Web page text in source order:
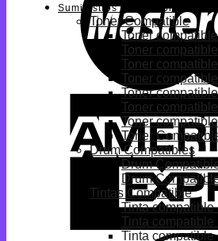
Suministros Compatibles
Toner Compatible
Toner
Toner
Toner
Toner
Toner
Toner
Toner
Toner
Drum Compatibles
Drum
Drum
Tintas Compatible
Tinta compatible
Tinta compatible
Tinta compatible